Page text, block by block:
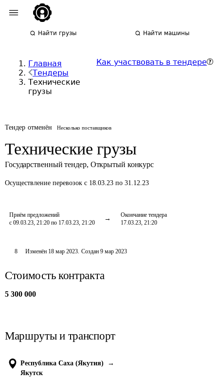
Найти грузы Найти машины
Главная
Тендеры
Технические
грузы
Как участвовать в тендере
Тендер отменён Несколько поставщиков
Технические грузы
Государственный тендер, Открытый конкурс
Осуществление перевозок с 18.03.23 по 31.12.23
Приём предложений
с 09.03.23, 21:20 по 17.03.23, 21:20
Окончание тендера
17.03.23, 21:20
8 Изменён 18 мар 2023. Создан 9 мар 2023
Стоимость контракта
5 300 000
Маршруты и транспорт
Республика Саха (Якутия)
→
Якутск